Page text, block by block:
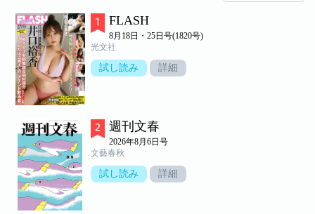
FLASH
8月18日・25日号(1820号)
光文社
試し読み 詳細
週刊文春
2026年8月6日号
文藝春秋
試し読み 詳細